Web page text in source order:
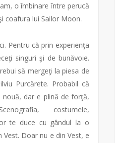
o îmbinare între perucă
coafura lui Sailor Moon.
Pentru că prin experienţa
singuri şi de bunăvoie.
să mergeţi la piesa de
Purcărete. Probabil că
dar e plină de forţă,
costumele,
te duce cu gândul la o
Doar nu e din Vest, e